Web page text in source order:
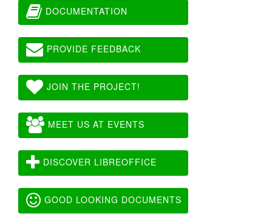
DOCUMENTATION
PROVIDE FEEDBACK
JOIN THE PROJECT!
MEET US AT EVENTS
DISCOVER LIBREOFFICE
GOOD LOOKING DOCUMENTS